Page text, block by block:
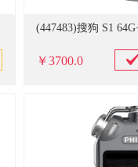
￥3700.0